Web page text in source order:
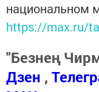
национальном
https://max.ru/
"Безнең
Дзен ,